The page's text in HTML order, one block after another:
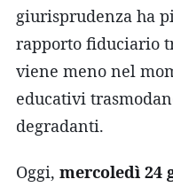
giurisprudenza ha
rapporto fiduciario
viene meno nel
educativi
degradanti.
Oggi, mercoledì 24